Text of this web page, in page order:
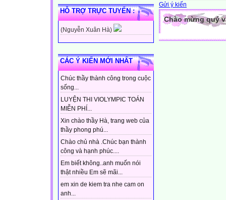
HỖ TRỢ TRỰC TUYẾN :
(Nguyễn Xuân Hà)
CÁC Ý KIẾN MỚI NHẤT
Chúc thầy thành công trong cuộc
sống...
LUYỆN THI VIOLYMPIC TOÁN
MIỄN PHÍ...
Xin chào thầy Hà, trang web của
thầy phong phú...
Chào chủ nhà .Chúc bạn thành
công và hạnh phúc....
Em biết không..anh muốn nói
thật nhiều Em sẽ mãi...
em xin de kiem tra nhe cam on
anh...
Gửi ý kiến
Chào mừng quý